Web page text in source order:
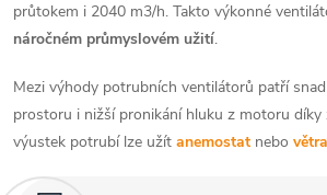
průtokem i 2040 m3/h. Takto výkonné
náročném průmyslovém užití.
Mezi výhody potrubních ventilátorů patří
prostoru i nižší pronikání hluku z motoru díky
výustek potrubí lze užít anemostat nebo